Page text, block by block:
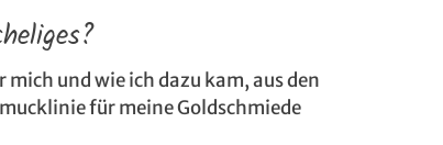
mich und wie ich dazu kam, aus den
für meine Goldschmiede